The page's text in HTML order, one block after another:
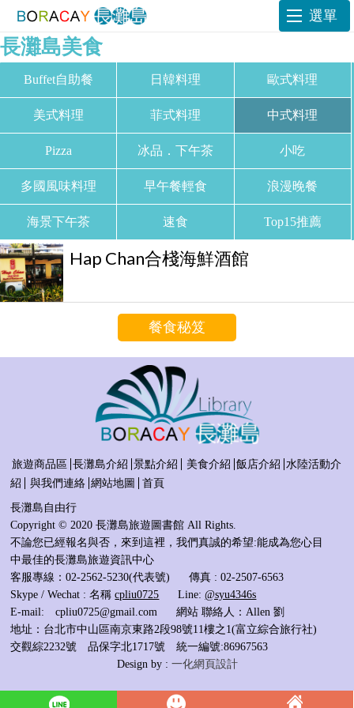
選單
長灘島美食
Buffet自助餐 日韓料理 歐式料理
美式料理 菲式料理 中式料理
Pizza 冰品．下午茶 小吃
多國風味料理 早午餐輕食 浪漫晚餐
海景下午茶 速食 Top15推薦
Hap Chan合棧海鮮酒館
餐食秘笈
旅遊商品區 長灘島介紹 景點介紹 美食介紹 飯店介紹 水陸活動介
紹
與我們連絡 網站地圖 首頁
長灘島自由行
Copyright © 2020 長灘島旅遊圖書館 All Rights.
不論您已經報名與否，來到這裡，我們真誠的希望:能成為您心目
中最佳的長灘島旅遊資訊中心
客服專線：02-2562-5230(代表號)
傳真 : 02-2507-6563
Skype / Wechat : 名稱cpliu0725 Line:@syu4346s
E-mail:cpliu0725@gmail.com
網站 聯絡人：Allen 劉
地址：台北市中山區南京東路2段98號11樓之1(富立綜合旅行社)
交觀綜2232號 品保字北1717號 統一編號:86967563
Design by : 一化網頁設計